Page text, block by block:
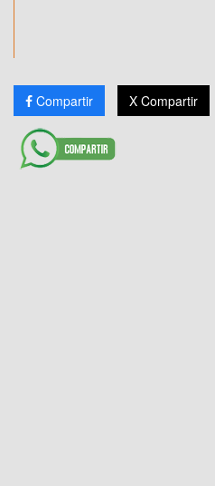
Compartir X Compartir